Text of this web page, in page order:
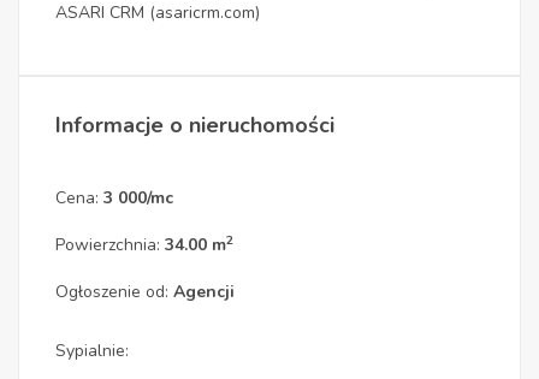
ASARI CRM (asaricrm.com)
Informacje o nieruchomości
Cena: 3 000/mc
Powierzchnia: 34.00 m2
Ogłoszenie od: Agencji
Sypialnie: